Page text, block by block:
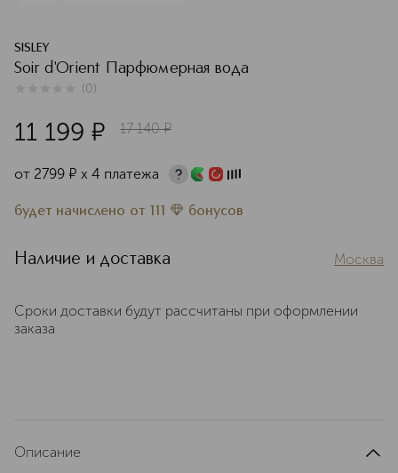
SISLEY
Soir d'Orient Парфюмерная вода
(0)
11 199 ¤ 17 140 ¤
от 2799 ¤ х 4 платежа
будет начислено от 111 бонусов
Наличие и доставка Москва
Сроки доставки будут рассчитаны при оформлении
заказа
Описание